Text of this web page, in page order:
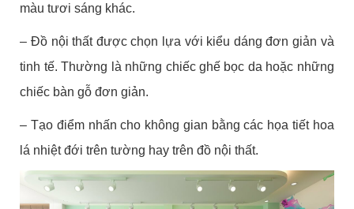
màu tươi sáng khác.
– Đồ nội thất được chọn lựa với kiểu dáng đơn giản và
tinh tế. Thường là những chiếc ghế bọc da hoặc những
chiếc bàn gỗ đơn giản.
– Tạo điểm nhấn cho không gian bằng các họa tiết hoa
lá nhiệt đới trên tường hay trên đồ nội thất.